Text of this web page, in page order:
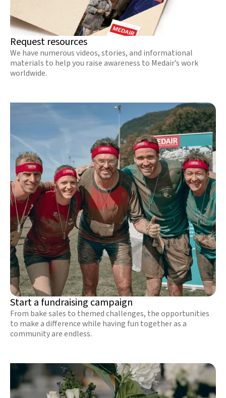
Request resources
We have numerous videos, stories, and informational
materials to help you raise awareness to Medair’s work
worldwide.
Start a fundraising campaign
From bake sales to themed challenges, the opportunities
to make a difference while having fun together as a
community are endless.